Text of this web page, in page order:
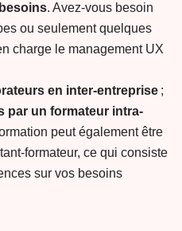
. Avez-vous besoin
ou seulement quelques
charge le management UX
en inter-entreprise ;
par un formateur intra-
peut également être
formateur, ce qui consiste
sur vos besoins